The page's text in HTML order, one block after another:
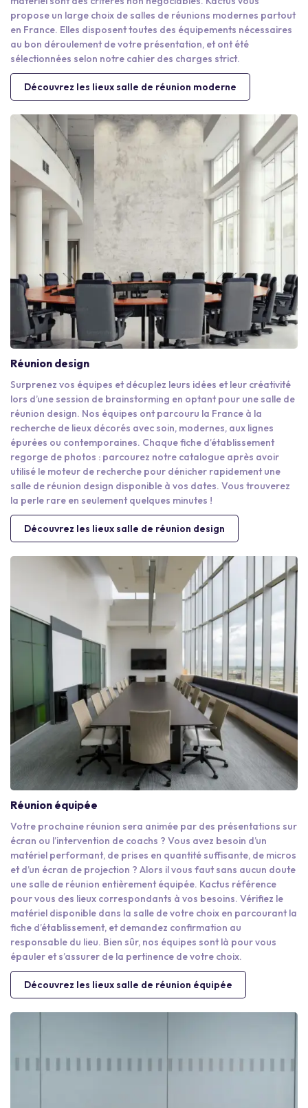
propose un large choix de salles de réunions modernes partout
en France. Elles disposent toutes des équipements nécessaires
au bon déroulement de votre présentation, et ont été
sélectionnées selon notre cahier des charges strict.
Découvrez les lieux salle de réunion moderne
Réunion design
Surprenez vos équipes et décuplez leurs idées et leur créativité
lors d’une session de brainstorming en optant pour une salle de
réunion design. Nos équipes ont parcouru la France à la
recherche de lieux décorés avec soin, modernes, aux lignes
épurées ou contemporaines. Chaque fiche d’établissement
regorge de photos : parcourez notre catalogue après avoir
utilisé le moteur de recherche pour dénicher rapidement une
salle de réunion design disponible à vos dates. Vous trouverez
la perle rare en seulement quelques minutes !
Découvrez les lieux salle de réunion design
Réunion équipée
Votre prochaine réunion sera animée par des présentations sur
écran ou l’intervention de coachs ? Vous avez besoin d’un
matériel performant, de prises en quantité suffisante, de micros
et d’un écran de projection ? Alors il vous faut sans aucun doute
une salle de réunion entièrement équipée. Kactus référence
pour vous des lieux correspondants à vos besoins. Vérifiez le
matériel disponible dans la salle de votre choix en parcourant la
fiche d’établissement, et demandez confirmation au
responsable du lieu. Bien sûr, nos équipes sont là pour vous
épauler et s’assurer de la pertinence de votre choix.
Découvrez les lieux salle de réunion équipée